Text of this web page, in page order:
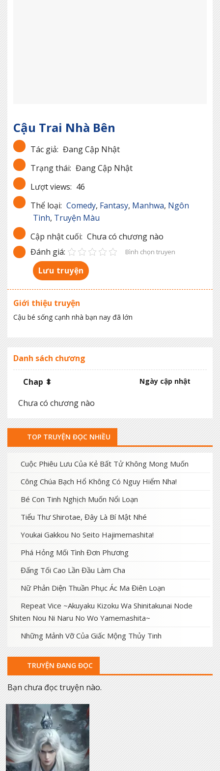
Cậu Trai Nhà Bên
Tác giả: Đang Cập Nhật
Trạng thái: Đang Cập Nhật
Lượt views: 46
Thể loại: Comedy, Fantasy, Manhwa, Ngôn
Tình, Truyện Màu
Cập nhật cuối: Chưa có chương nào
Đánh giá:
Bình chọn truyen
Lưu truyện
Giới thiệu truyện
Cậu bé sống cạnh nhà bạn nay đã lớn
Danh sách chương
Chap ⬍ Ngày cập nhật
Chưa có chương nào
TOP TRUYỆN ĐỌC NHIỀU
Cuộc Phiêu Lưu Của Kẻ Bất Tử Không Mong Muốn
Công Chúa Bạch Hổ Không Có Nguy Hiểm Nha!
Bé Con Tinh Nghịch Muốn Nổi Loạn
Tiểu Thư Shirotae, Đây Là Bí Mật Nhé
Youkai Gakkou No Seito Hajimemashita!
Phá Hỏng Mối Tình Đơn Phương
Đấng Tối Cao Lần Đầu Làm Cha
Nữ Phản Diện Thuần Phục Ác Ma Điên Loạn
Repeat Vice ~Akuyaku Kizoku Wa Shinitakunai Node
Shiten Nou Ni Naru No Wo Yamemashita~
Những Mảnh Vỡ Của Giấc Mộng Thủy Tinh
TRUYỆN ĐANG ĐỌC
Bạn chưa đọc truyện nào.